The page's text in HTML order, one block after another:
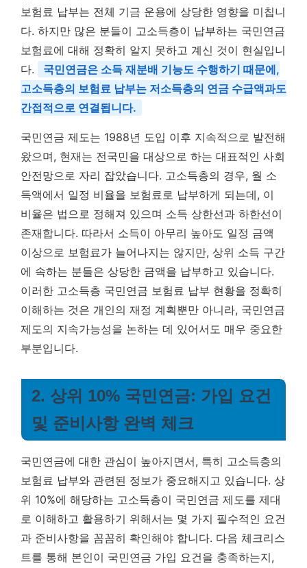
보험료 납부는 전체 기금 운용에 상당한 영향을 미칩니
다. 하지만 많은 분들이 고소득층이 납부하는 국민연금
보험료에 대해 정확히 알지 못하고 계신 것이 현실입니
다.
국민연금은 소득 재분배 기능도 수행하기 때문에,
고소득층의 보험료 납부는 저소득층의 연금 수급액과도
간접적으로 연결됩니다.
국민연금 제도는 1988년 도입 이후 지속적으로 발전해
왔으며, 현재는 전국민을 대상으로 하는 대표적인 사회
안전망으로 자리 잡았습니다. 고소득층의 경우, 월 소
득액에서 일정 비율을 보험료로 납부하게 되는데, 이
비율은 법으로 정해져 있으며 소득 상한선과 하한선이
존재합니다. 따라서 소득이 아무리 높아도 일정 금액
이상으로 보험료가 늘어나지는 않지만, 상위 소득 구간
에 속하는 분들은 상당한 금액을 납부하고 있습니다.
이러한 고소득층 국민연금 보험료 납부 현황을 정확히
이해하는 것은 개인의 재정 계획뿐만 아니라, 국민연금
제도의 지속가능성을 논하는 데 있어서도 매우 중요한
부분입니다.
2. 상위 10% 국민연금: 가입 요건
및 준비사항 완벽 체크
국민연금에 대한 관심이 높아지면서, 특히 고소득층의
보험료 납부와 관련된 정보가 중요해지고 있습니다. 상
위 10%에 해당하는 고소득층이 국민연금 제도를 제대
로 이해하고 활용하기 위해서는 몇 가지 필수적인 요건
과 준비사항을 꼼꼼히 확인해야 합니다. 다음 체크리스
트를 통해 본인이 국민연금 가입 요건을 충족하는지,